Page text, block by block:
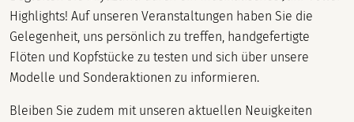
Highlights! Auf unseren Veranstaltungen haben Sie die
Gelegenheit, uns persönlich zu treffen, handgefertigte
Flöten und Kopfstücke zu testen und sich über unsere
Modelle und Sonderaktionen zu informieren.
Bleiben Sie zudem mit unseren aktuellen Neuigkeiten